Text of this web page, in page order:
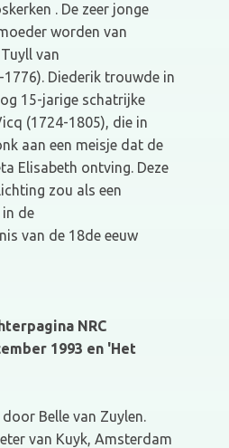
. De zeer jonge
worden van
van
Diederik trouwde in
15-jarige schatrijke
(1724-1805), die in
aan een meisje dat de
Elisabeth ontving. Deze
zou als een
de
van de 18de eeuw
NRC
1993 en 'Het
Belle van Zuylen.
van Kuyk, Amsterdam